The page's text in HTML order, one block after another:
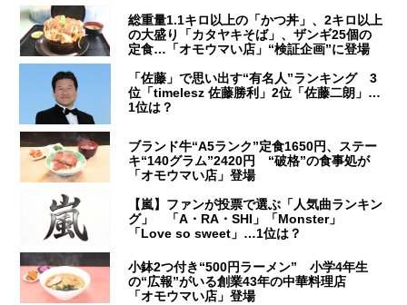
総重量1.1キロ以上の「かつ丼」、2キロ以上
の大盛り「カタヤキそば」、ザンギ25個の
定食…「オモウマい店」“検証企画”に登場
「佐藤」で思い出す“有名人”ランキング 3
位「timelesz 佐藤勝利」2位「佐藤二朗」…
1位は？
ブランド牛“A5ランク”定食1650円、ステー
キ“140グラム”2420円 “破格”の食事処が
「オモウマい店」登場
【嵐】ファンが投票で選ぶ「人気曲ランキン
グ」 「A・RA・SHI」「Monster」
「Love so sweet」…1位は？
小鉢2つ付き“500円ラーメン” 小学4年生
の“広報”がいる創業43年の中華料理店
「オモウマい店」登場